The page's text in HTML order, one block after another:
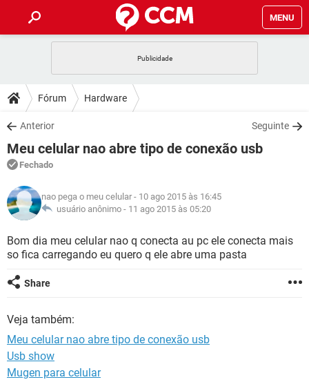
MENU
CELULAR
OUTLOOK
INSTAGRAM GMAIL
GUIA DE COMPRAS
DICAS
JOGOS
OUTLOOK
INSTAGRAM
GUIA DE COMPRAS
DOWNLOADS
JOGOS WHATSAPP
CELULAR
OUTLOOK EXCEL
INSTAGRAM
GUIA DE COMPRAS
FÓRUM
JOGOS
CELULAR FACEBOOK
INSTAGRAM GMAIL
GUIA DE COMPRAS
GLOSSÁRIO
JOGOS
CELULAR FACEBOOK
INSTAGRAM
GUIA DE COMPRAS
Fórum Hardware
Anterior Seguinte
Meu celular nao abre tipo de conexão usb
Fechado
nao pega o meu celular - 10 ago 2015 às 16:45
usuário anônimo - 11 ago 2015 às 05:20
Bom dia meu celular nao q conecta au pc ele conecta mais
so fica carregando eu quero q ele abre uma pasta
Share
Veja também:
Meu celular nao abre tipo de conexão usb
Usb show
Mugen para celular